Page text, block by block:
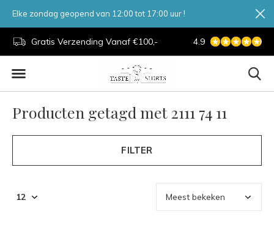
Gratis Verzending Vanaf €100,- 7 Dagen Per
4.9
Elke zondag geopend van 12:00 tot 17:00 uur !
Producten getagd met 2111 74 11
FILTER